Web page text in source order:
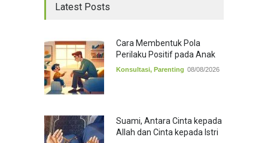
Latest Posts
Cara Membentuk Pola
Perilaku Positif pada Anak
Konsultasi, Parenting 08/08/2026
Suami, Antara Cinta kepada
Allah dan Cinta kepada Istri